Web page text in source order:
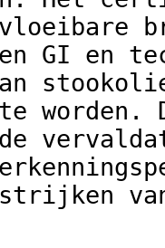
GI en
worden.